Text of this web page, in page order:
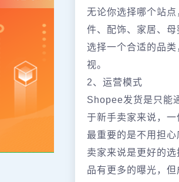
无论你选择哪个站
件、配饰、家居、
选择一个合适的品
视。
2、运营模式
Shopee发货是只能
于新手卖家来说，
最重要的是不用担
卖家来说是更好的
品有更多的曝光，但